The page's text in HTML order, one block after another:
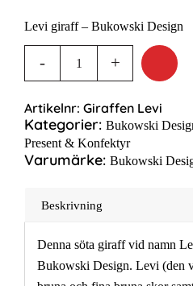
Levi giraff – Bukowski Design
Artikelnr: Giraffen Levi
Kategorier: Bukowski
Present & Konfektyr
Varumärke: Bukowski
Beskrivning
Denna söta giraff vid namn
Bukowski Design. Levi (den